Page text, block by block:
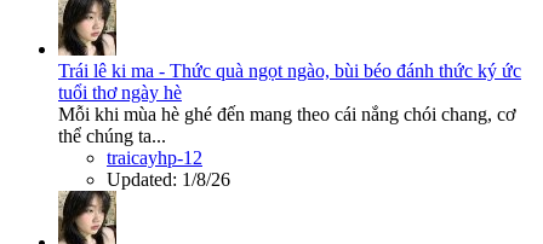
Trái lê ki ma - Thức quà ngọt ngào, bùi béo đánh thức ký ức
tuổi thơ ngày hè
Mỗi khi mùa hè ghé đến mang theo cái nắng chói chang, cơ
thể chúng ta...
traicayhp-12
Updated: 1/8/26